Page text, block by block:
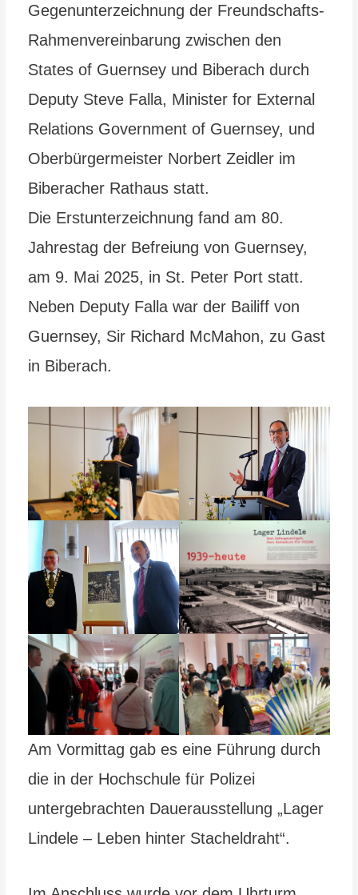
Gegenunterzeichnung der Freundschafts-
Rahmenvereinbarung zwischen den
States of Guernsey und Biberach durch
Deputy Steve Falla, Minister for External
Relations Government of Guernsey, und
Oberbürgermeister Norbert Zeidler im
Biberacher Rathaus statt.
Die Erstunterzeichnung fand am 80.
Jahrestag der Befreiung von Guernsey,
am 9. Mai 2025, in St. Peter Port statt.
Neben Deputy Falla war der Bailiff von
Guernsey, Sir Richard McMahon, zu Gast
in Biberach.
Am Vormittag gab es eine Führung durch
die in der Hochschule für Polizei
untergebrachten Dauerausstellung „Lager
Lindele – Leben hinter Stacheldraht“.